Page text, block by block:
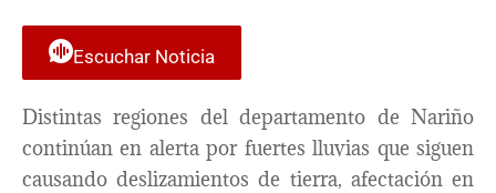
Escuchar Noticia
Distintas regiones del departamento de Nariño
continúan en alerta por fuertes lluvias que siguen
causando deslizamientos de tierra, afectación en